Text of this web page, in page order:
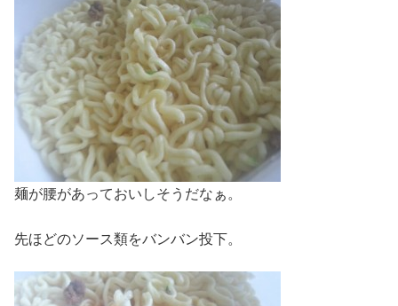
麺が腰があっておいしそうだなぁ。
先ほどのソース類をバンバン投下。